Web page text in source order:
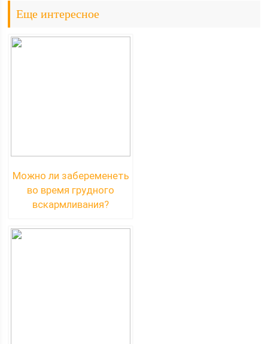
Еще интересное
Можно ли забеременеть
во время грудного
вскармливания?